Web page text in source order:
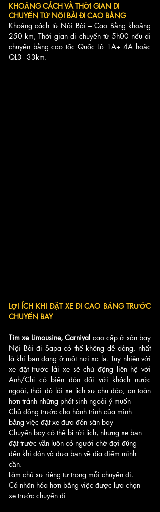
KHOẢNG CÁCH VÀ THỜI GIAN DI
CHUYỂN TỪ NỘI BÀI ĐI CAO BẰNG
Khoảng cách từ Nội Bài – Cao Bằng khoảng
250 km, Thời gian di chuyển từ 5h00 nếu di
chuyển bằng cao tốc Quốc Lộ 1A+ 4A hoặc
QL3 - 33km.
LỢI ÍCH KHI ĐẶT XE ĐI CAO BẰNG TRƯỚC
CHUYẾN BAY
Tìm xe Limousine, Carnival cao cấp ở sân bay
Nội Bài đi Sapa có thể không dễ dàng, nhất
là khi bạn đang ở một nơi xa lạ. Tuy nhiên với
xe đặt trước lái xe sẽ chủ động liên hệ với
Anh/Chị có biển đón đối với khách nước
ngoài, thái độ lái xe lịch sự chu đáo, an toàn
hơn tránh những phát sinh ngoài ý muốn
Chủ động trước cho hành trình của mình
bằng việc đặt xe đưa đón sân bay
Chuyến bay có thể bị rời lịch, nhưng xe bạn
đặt trước vẫn luôn có người chờ đợi đúng
đến khi đón và đưa bạn về địa điểm mình
cần.
Làm chủ sự riêng tư trong mỗi chuyến đi.
Cá nhân hóa hơn bằng việc được lựa chọn
xe trước chuyến đi